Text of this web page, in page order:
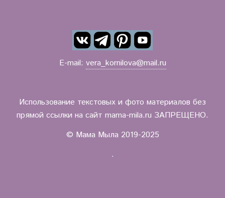
E-mail: vera_kornilova@mail.ru
Использование текстовых и фото материалов без
прямой ссылки на сайт mama-mila.ru ЗАПРЕЩЕНО.
© Мама Мыла 2019-2025
.